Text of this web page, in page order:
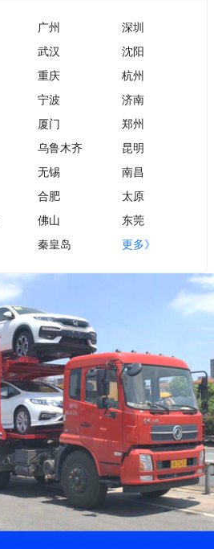
广州
深圳
武汉
沈阳
重庆
杭州
宁波
济南
厦门
郑州
乌鲁木齐
昆明
无锡
南昌
合肥
太原
佛山
东莞
秦皇岛 更多》